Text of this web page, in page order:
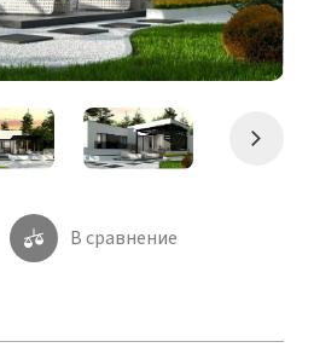
В сравнение